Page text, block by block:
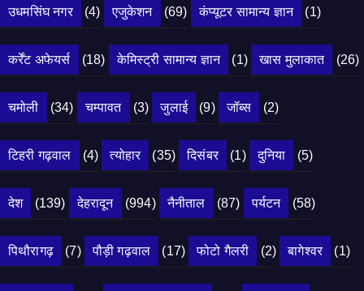
उधमसिंघ नगर (4) एजुकेशन (69) कंप्यूटर सामान्य ज्ञान (1)
कर्रेंट अफेयर्स (18) केमिस्ट्री सामान्य ज्ञान (1) खास मुलाकात (26)
चमोली (34) चम्पावत (3) जुलाई (9) जॉब्स (2)
टिहरी गढ़वाल (4) त्योहार (35) दिसंबर (1) दुनिया (5)
देश (139) देहरादून (994) नैनीताल (87) पर्यटन (58)
पिथौरागढ़ (7) पौड़ी गढ़वाल (17) फोटो गैलरी (2) बागेश्वर (1)